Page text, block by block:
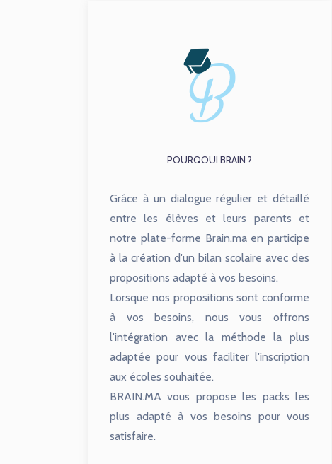
POURQOUI BRAIN ?
Grâce à un dialogue régulier et détaillé
entre les élèves et leurs parents et
notre plate-forme Brain.ma en participe
à la création d'un bilan scolaire avec des
propositions adapté à vos besoins.
Lorsque nos propositions sont conforme
à vos besoins, nous vous offrons
l'intégration avec la méthode la plus
adaptée pour vous faciliter l'inscription
aux écoles souhaitée.
BRAIN.MA vous propose les packs les
plus adapté à vos besoins pour vous
satisfaire.